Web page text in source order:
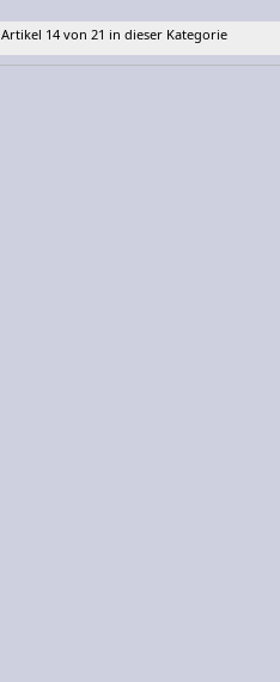
Artikel 14 von 21 in dieser Kategorie